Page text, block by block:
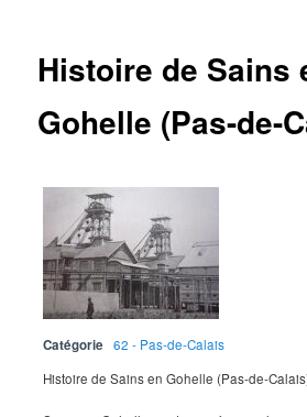
Histoire de Sains
Gohelle (Pas-de-
Catégorie
62 - Pas-de-Calais
Histoire de Sains en Gohelle (Pas-de-